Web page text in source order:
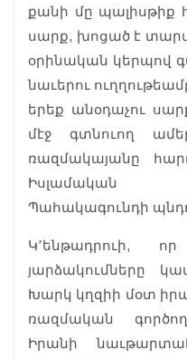
քանի մը պալիսթիք
սարք, խոցած է
օրինական կերպով
նաւերու
երեք անօդաչու
մէջ գտնուող
ռազմակայանը
Իսլամական
Պահակագունդի
Կ՚ենթադրուի,
յարձակումները
Խարկ կղզիի մօտ
ռազմական
Իրանի